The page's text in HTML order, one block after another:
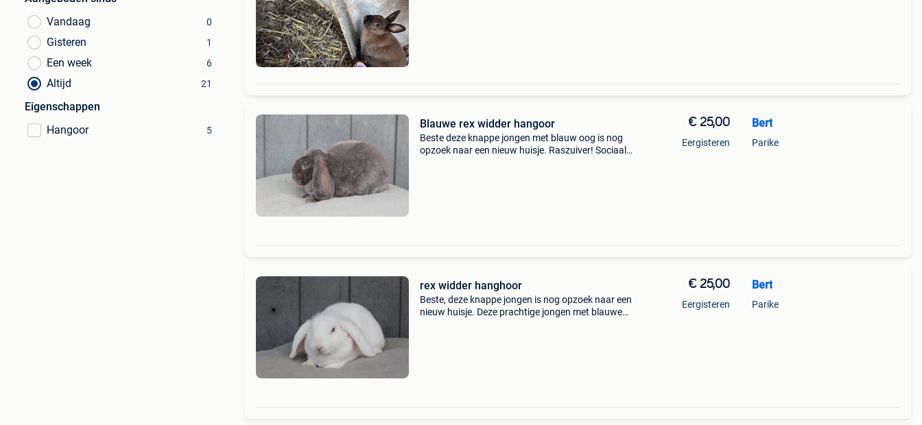
Vandaag
0
Gisteren 1
Een week 6
Altijd 21
Eigenschappen
Hangoor
5 Blauwe rex widder hangoor
Beste deze knappe jongen met blauw oog is nog
opzoek naar een nieuw huisje. Raszuiver! Sociaal
€ 25,00
Eergisteren
Bert
Parike
rex widder hanghoor
Beste, deze knappe jongen is nog opzoek naar een
nieuw huisje. Deze prachtige jongen met blauwe
€ 25,00
Eergisteren
Bert
Parike